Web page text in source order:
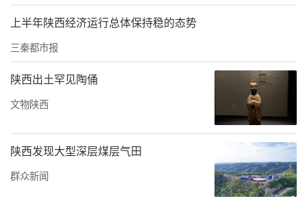
孙喜民强调，2022年全省应急管理系统要全面
贯彻党的十九大和十九届历次全会精神，深入
学习贯彻习近平总书记来陕考察重要讲话重要
指示精神，认真落实中省纪委六次全会部署要
求，重点抓好七方面工作。要加强政治建设，
深刻领悟“两个确立”的决定性意义，做
到“两个维护”；要巩固党史教育成果，夯实
思想根基；要持续纠治“四风”，弘扬新风正
气；要严格落实制度，加强干部队伍建设；要
上半年陕西经济运行总体保持稳的态势
三秦都市报
陕西出土罕见陶俑
文物陕西
陕西发现大型深层煤层气田
群众新闻